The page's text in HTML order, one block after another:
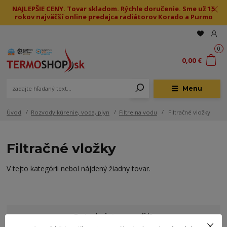
NAJLEPŠIE CENY. Tovar skladom. Rýchle doručenie. Sme už 15
rokov najväčší online predajca radiátorov Korado a Purmo
Menu
0
0,00 €
Úvod Rozvody kúrenie, voda, plyn Filtre na vodu Filtračné vložky
Filtračné vložky
V tejto kategórii nebol nájdený žiadny tovar.
Potrebujete poradiť?